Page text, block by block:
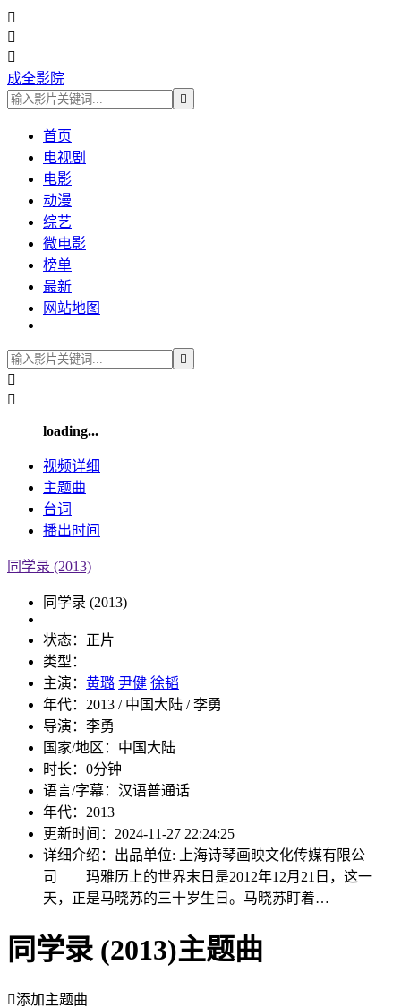



成全影院

首页
电视剧
电影
动漫
综艺
微电影
榜单
最新
网站地图



loading...
视频详细
主题曲
台词
播出时间
同学录 (2013)
同学录 (2013)
状态： 正片
类型：
主演： 黄璐 尹健 徐韬
年代： 2013 / 中国大陆 / 李勇
导演： 李勇
国家/地区： 中国大陆
时长： 0分钟
语言/字幕： 汉语普通话
年代： 2013
更新时间： 2024-11-27 22:24:25
详细介绍： 出品单位: 上海诗琴画映文化传媒有限公
司 玛雅历上的世界末日是2012年12月21日，这一
天，正是马晓苏的三十岁生日。马晓苏盯着…
同学录 (2013)主题曲
添加主题曲